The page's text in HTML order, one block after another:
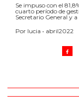
Se impuso con el
cuarto período de
Secretario General y
Por lucia • abril2022